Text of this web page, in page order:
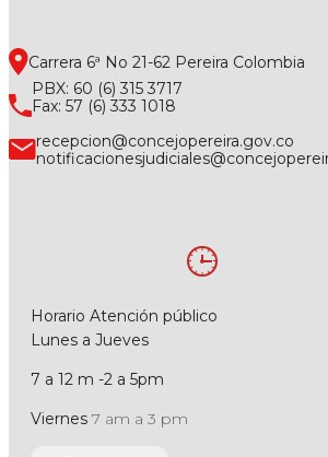
Carrera 6ª No 21-62 Pereira Colombia
PBX: 60 (6) 315 3717
Fax: 57 (6) 333 1018
recepcion@concejopereira.gov.co
Horario Atención público
Lunes a Jueves
7 a 12 m -2 a 5pm
Viernes 7 am a 3 pm